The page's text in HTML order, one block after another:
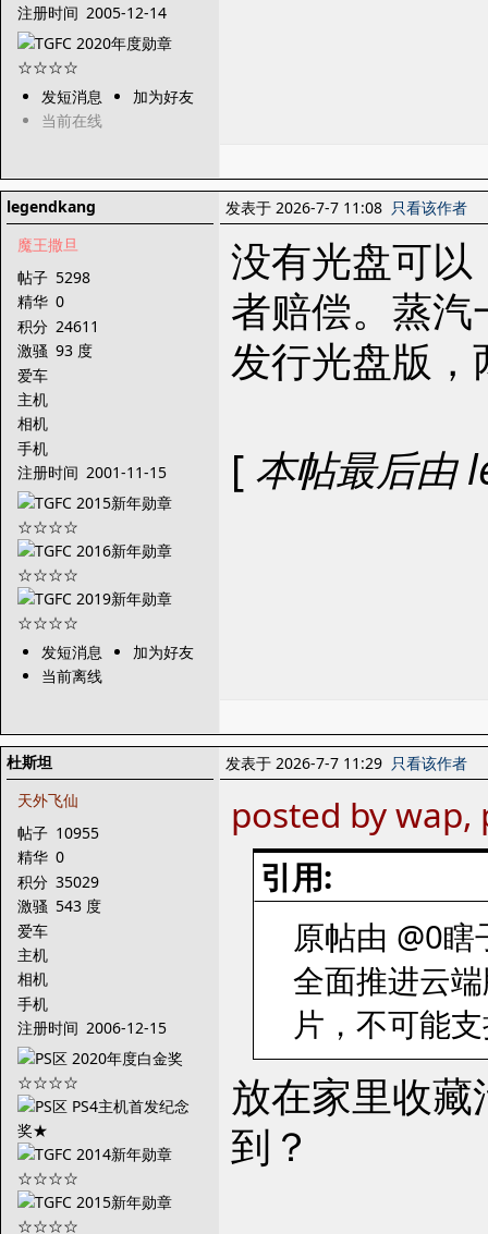
注册时间 2005-12-14
发短消息
加为好友
当前在线
legendkang
魔王撒旦
帖子 5298
精华 0
积分 24611
激骚 93 度
爱车
主机
相机
手机
注册时间 2001-11-15
发短消息
加为好友
当前离线
发表于 2026-7-7 11:08 只看该作者
没有光盘可
者赔偿。蒸
发行光盘版，
[ 本帖最后由
杜斯坦
天外飞仙
帖子 10955
精华 0
积分 35029
激骚 543 度
爱车
主机
相机
手机
注册时间 2006-12-15
发表于 2026-7-7 11:29 只看该作者
posted by
引用:
原帖由 @0
全面推进云
片，不可能
放在家里收
到？